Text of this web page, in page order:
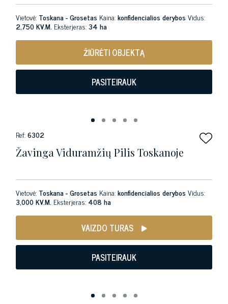
Vietovė: Toskana - Grosetas Kaina:konfidencialios derybos Vidus:
2,750 KV.M. Eksterjeras:34 ha
ŽIŪRĖTI OBJEKTĄ
PASITEIRAUK
Ref:6302
Žavinga Viduramžių Pilis Toskanoje
Vietovė: Toskana - Grosetas Kaina:konfidencialios derybos Vidus:
3,000 KV.M. Eksterjeras: 408 ha
VAIZDO TURAS
PASITEIRAUK